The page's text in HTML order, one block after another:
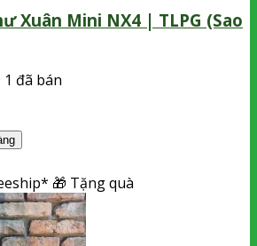
Xuân Mini NX4 | TLPG (Sao
1 đã bán
🎁 Tặng quà